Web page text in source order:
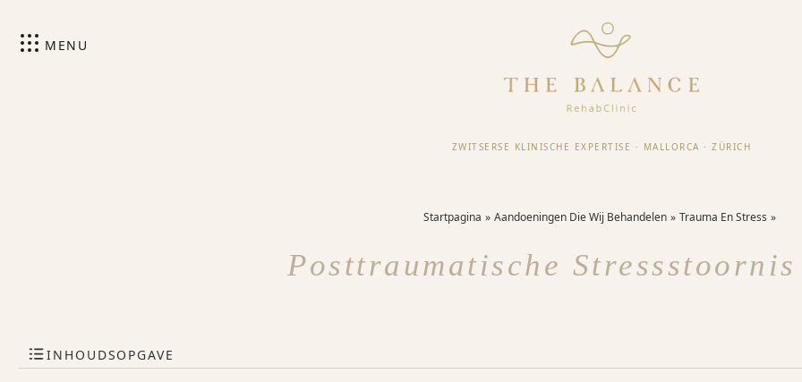
MENU
ZWITSERSE KLINISCHE EXPERTISE · MALLORCA · ZÜRICH
Startpagina Aandoeningen Die Wij Behandelen Trauma En Stress
Posttraumatische Stressstoornis
INHOUDSOPGAVE